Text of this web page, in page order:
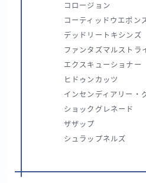
コロージョン
コーティッドウエポン
デッドリートキシンズ
ファンタズマルストラ
エクスキューショナー
ヒドゥンカッツ
インセンディアリー・
ショックグレネード
ザザップ
シュラップネルズ